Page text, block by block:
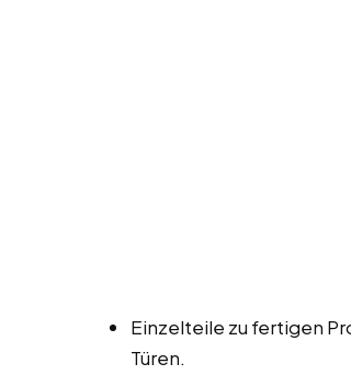
Einzelteile zu fertigen
Türen.